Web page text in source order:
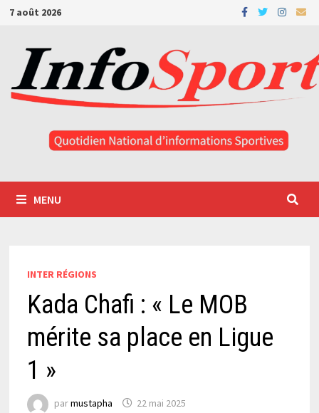
Passer
contenu
7 août 2026
MENU
INTER RÉGIONS
Kada Chafi : « Le MOB
mérite sa place en Ligue
1 »
parmustapha 22 mai 2025